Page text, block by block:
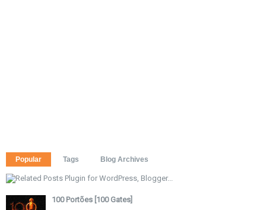
Popular Tags Blog Archives
100 Portões [100 Gates]